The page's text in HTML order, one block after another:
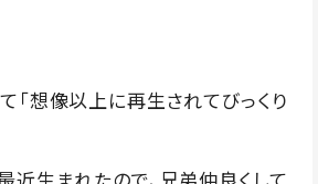
「想像以上に再生されてびっくり